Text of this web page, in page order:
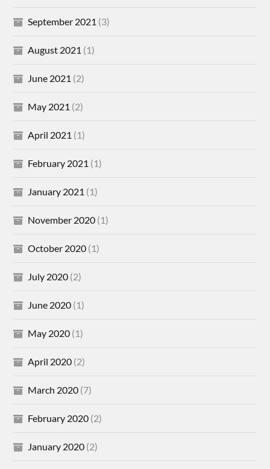
September 2021 (3)
August 2021 (1)
June 2021 (2)
May 2021 (2)
April 2021 (1)
February 2021 (1)
January 2021 (1)
November 2020 (1)
October 2020 (1)
July 2020 (2)
June 2020 (1)
May 2020 (1)
April 2020 (2)
March 2020 (7)
February 2020 (2)
January 2020 (2)